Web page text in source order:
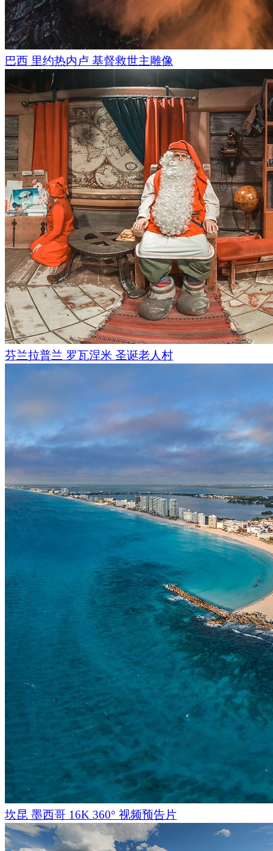
巴西 里约热内卢 基督救世主雕像
芬兰拉普兰 罗瓦涅米 圣诞老人村
坎昆 墨西哥 16K 360° 视频预告片